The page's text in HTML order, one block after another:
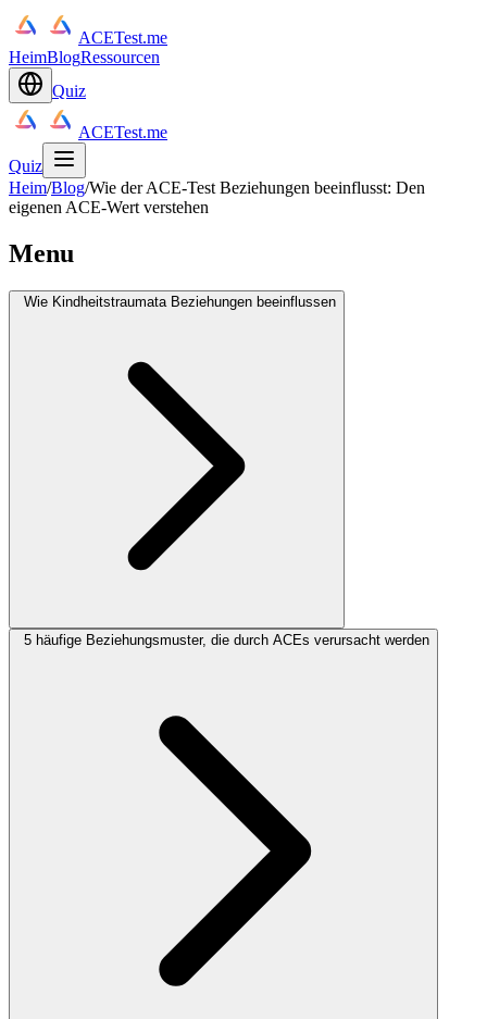
ACETest.me
HeimBlogRessourcen
Quiz
ACETest.me
Quiz
Heim/Blog/Wie der ACE-Test Beziehungen beeinflusst: Den
eigenen ACE-Wert verstehen
Menu
Wie Kindheitstraumata Beziehungen beeinflussen
5 häufige Beziehungsmuster, die durch ACEs verursacht werden